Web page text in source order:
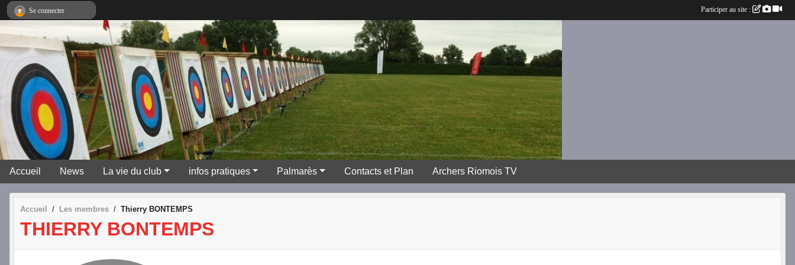
Accueil News La vie du club infos pratiques Palmarès Contacts et Plan Archers Riomois TV
Accueil Les membres Thierry BONTEMPS
THIERRY BONTEMPS
Se connecter Participer au site :
Panneau de gestion des cookies